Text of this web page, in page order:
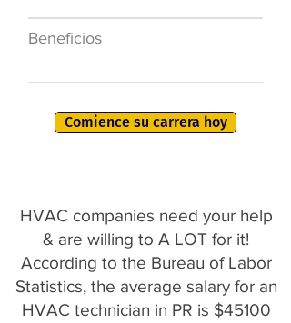
Beneficios
Comience su carrera hoy
HVAC companies need your help
& are willing to A LOT for it!
According to the Bureau of Labor
Statistics, the average salary for an
HVAC technician in PR is $45100